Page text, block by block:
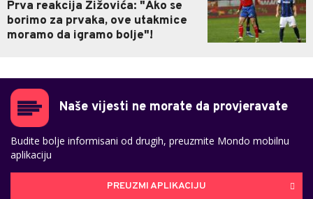
Prva reakcija Žižovića: "Ako se
borimo za prvaka, ove utakmice
moramo da igramo bolje"!
Naše vijesti ne morate da provjeravate
Budite bolje informisani od drugih, preuzmite Mondo mobilnu
aplikaciju
PREUZMI APLIKACIJU